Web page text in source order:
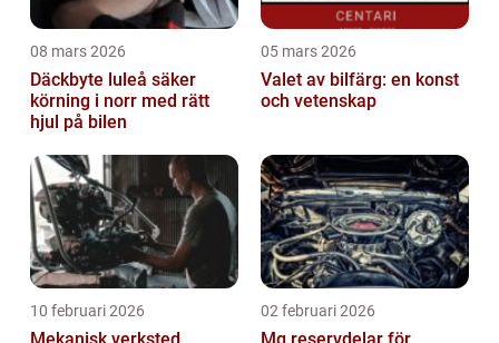
08 mars 2026
Däckbyte luleå säker
körning i norr med rätt
hjul på bilen
05 mars 2026
Valet av bilfärg: en konst
och vetenskap
10 februari 2026 02 februari 2026